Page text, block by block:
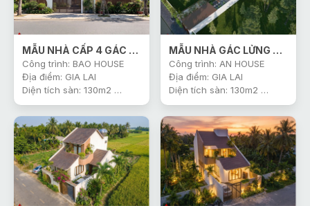
MẪU NHÀ CẤP 4 GÁC LỬNG CÓ BAN CÔNG
Công trình: BAO HOUSE
Địa điểm: GIA LAI
Diện tích sàn: 130m2
Thiết Kế: Công Ty Gonic
Khởi công: 2026
MẪU NHÀ GÁC LỬNG SIÊU XINH
Công trình: AN HOUSE
Địa điểm: GIA LAI
Diện tích sàn: 130m2
Thiết Kế: Công Ty Gonic
Khởi công: 2026